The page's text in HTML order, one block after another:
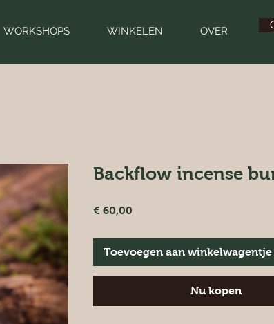
WORKSHOPS WINKELEN OVER
Backflow incense
€ 60,00
Toevoegen aan winkelwagentje
Nu kopen